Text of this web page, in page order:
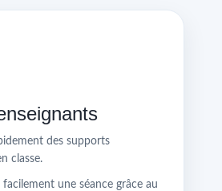
des supports
classe.
facilement une séance grâce au